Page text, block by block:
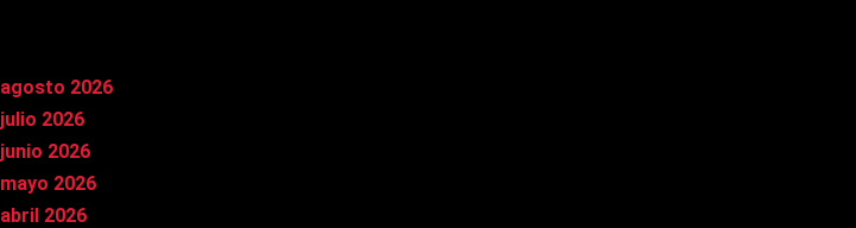
agosto 2026
julio 2026
junio 2026
mayo 2026
abril 2026